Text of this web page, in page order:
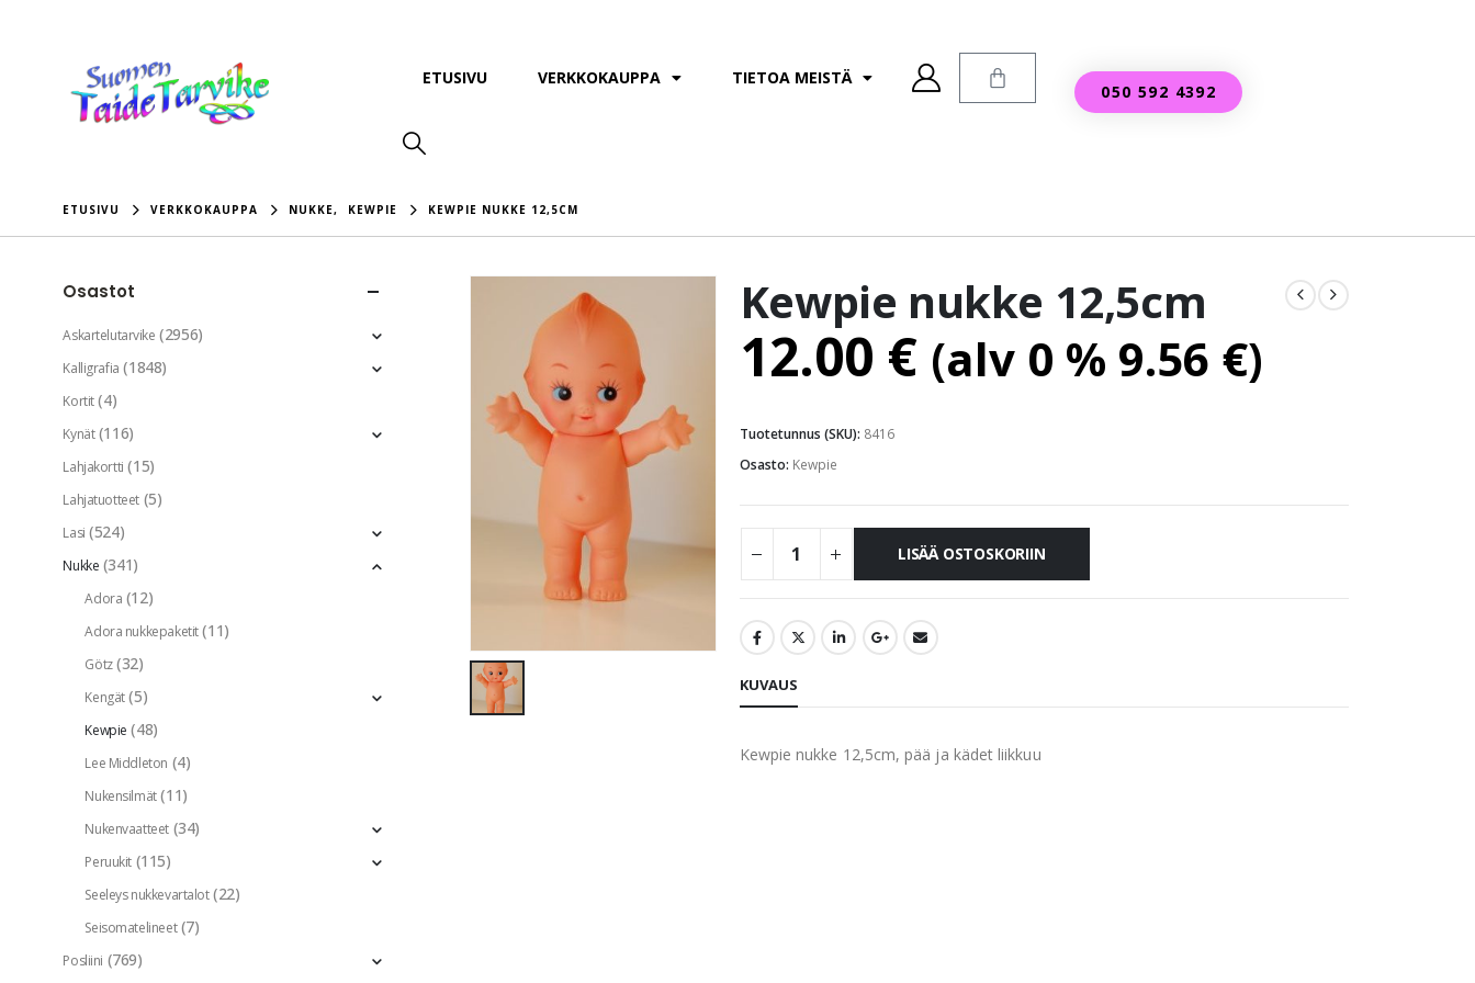
ETUSIVU VERKKOKAUPPA TIETOA MEISTÄ
050 592 4392
ETUSIVU VERKKOKAUPPA NUKKE, KEWPIE KEWPIE NUKKE 12,5CM
Kewpie nukke 12,5cm
12.00 € (alv 0 % 9.56 €)
Tuotetunnus (SKU): 8416
Osasto: Kewpie
LISÄÄ OSTOSKORIIN
KUVAUS
Kewpie nukke 12,5cm, pää ja kädet liikkuu
Osastot
Askartelutarvike (2956)
Kalligrafia (1848)
Kortit (4)
Kynät (116)
Lahjakortti (15)
Lahjatuotteet (5)
Lasi (524)
Nukke (341)
Adora (12)
Adora nukkepaketit (11)
Götz (32)
Kengät (5)
Kewpie (48)
Lee Middleton (4)
Nukensilmät (11)
Nukenvaatteet (34)
Peruukit (115)
Seeleys nukkevartalot (22)
Seisomatelineet (7)
Posliini (769)